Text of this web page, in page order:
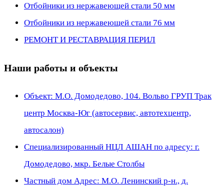
Отбойники из нержавеющей стали 50 мм
Отбойники из нержавеющей стали 76 мм
РЕМОНТ И РЕСТАВРАЦИЯ ПЕРИЛ
Наши работы и объекты
Объект: М.О. Домодедово, 104. Вольво ГРУП Трак
центр Москва-Юг (автосервис, автотехцентр,
автосалон)
Специализированный НЦЛ АШАН по адресу: г.
Домодедово, мкр. Белые Столбы
Частный дом Адрес: М.О. Ленинский р-н., д.